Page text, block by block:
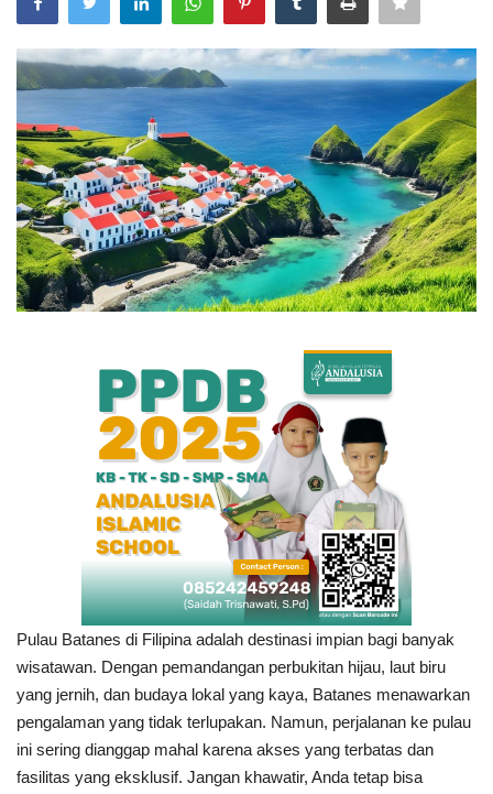
Internasional
Al-Qur'an Online
Lifestyle
Olahraga
Catatan Tarbiyah
Kesehatan
Teknologi
Pulau Batanes di Filipina adalah destinasi impian bagi banyak
wisatawan. Dengan pemandangan perbukitan hijau, laut biru
yang jernih, dan budaya lokal yang kaya, Batanes menawarkan
pengalaman yang tidak terlupakan. Namun, perjalanan ke pulau
ini sering dianggap mahal karena akses yang terbatas dan
fasilitas yang eksklusif. Jangan khawatir, Anda tetap bisa